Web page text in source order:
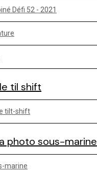
Défi 52 - 2021
til shift
tilt-shift
photo sous-marine
marine